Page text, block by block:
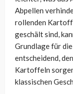
Abpellen
rollenden
geschält sind,
Grundlage für
entscheidend,
Kartoffeln
klassischen